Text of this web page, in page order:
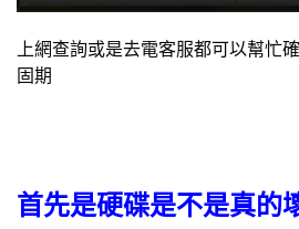
上網查詢或是去電客服都可以幫忙
固期
首先是硬碟是不是真的